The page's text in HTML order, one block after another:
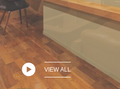
VIEW ALL